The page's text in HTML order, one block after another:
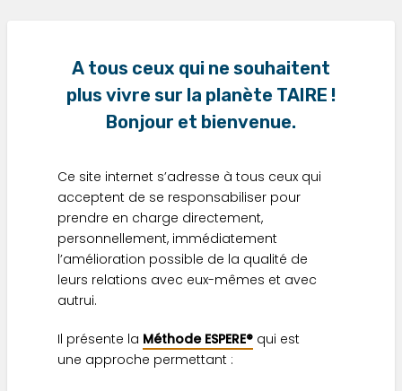
A tous ceux qui ne souhaitent
plus vivre sur la planète TAIRE !
Bonjour et bienvenue.
Ce site internet s’adresse à tous ceux qui
acceptent de se responsabiliser pour
prendre en charge directement,
personnellement, immédiatement
l’amélioration possible de la qualité de
leurs relations avec eux-mêmes et avec
autrui.
Il présente la Méthode ESPERE® qui est
une approche permettant :